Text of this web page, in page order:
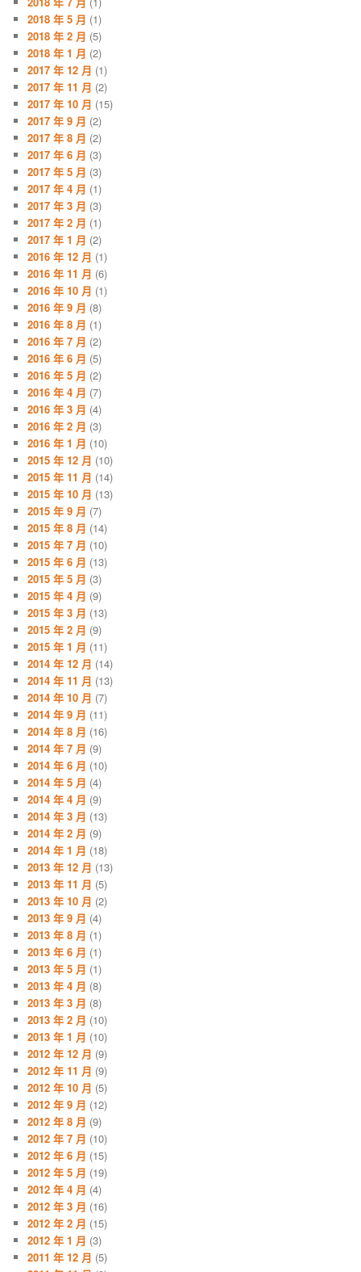
2018 年 5 月 (1)
2018 年 2 月 (5)
2018 年 1 月 (2)
2017 年 12 月 (1)
2017 年 11 月 (2)
2017 年 10 月 (15)
2017 年 9 月 (2)
2017 年 8 月 (2)
2017 年 6 月 (3)
2017 年 5 月 (3)
2017 年 4 月 (1)
2017 年 3 月 (3)
2017 年 2 月 (1)
2017 年 1 月 (2)
2016 年 12 月 (1)
2016 年 11 月 (6)
2016 年 10 月 (1)
2016 年 9 月 (8)
2016 年 8 月 (1)
2016 年 7 月 (2)
2016 年 6 月 (5)
2016 年 5 月 (2)
2016 年 4 月 (7)
2016 年 3 月 (4)
2016 年 2 月 (3)
2016 年 1 月 (10)
2015 年 12 月 (10)
2015 年 11 月 (14)
2015 年 10 月 (13)
2015 年 9 月 (7)
2015 年 8 月 (14)
2015 年 7 月 (10)
2015 年 6 月 (13)
2015 年 5 月 (3)
2015 年 4 月 (9)
2015 年 3 月 (13)
2015 年 2 月 (9)
2015 年 1 月 (11)
2014 年 12 月 (14)
2014 年 11 月 (13)
2014 年 10 月 (7)
2014 年 9 月 (11)
2014 年 8 月 (16)
2014 年 7 月 (9)
2014 年 6 月 (10)
2014 年 5 月 (4)
2014 年 4 月 (9)
2014 年 3 月 (13)
2014 年 2 月 (9)
2014 年 1 月 (18)
2013 年 12 月 (13)
2013 年 11 月 (5)
2013 年 10 月 (2)
2013 年 9 月 (4)
2013 年 8 月 (1)
2013 年 6 月 (1)
2013 年 5 月 (1)
2013 年 4 月 (8)
2013 年 3 月 (8)
2013 年 2 月 (10)
2013 年 1 月 (10)
2012 年 12 月 (9)
2012 年 11 月 (9)
2012 年 10 月 (5)
2012 年 9 月 (12)
2012 年 8 月 (9)
2012 年 7 月 (10)
2012 年 6 月 (15)
2012 年 5 月 (19)
2012 年 4 月 (4)
2012 年 3 月 (16)
2012 年 2 月 (15)
2012 年 1 月 (3)
2011 年 12 月 (5)